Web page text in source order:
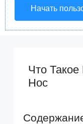
Начать
Что
Нос